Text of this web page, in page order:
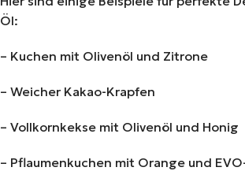
Öl:
– Kuchen mit Olivenöl und Zitrone
– Weicher Kakao-Krapfen
– Vollkornkekse mit Olivenöl und Honig
– Pflaumenkuchen mit Orange und